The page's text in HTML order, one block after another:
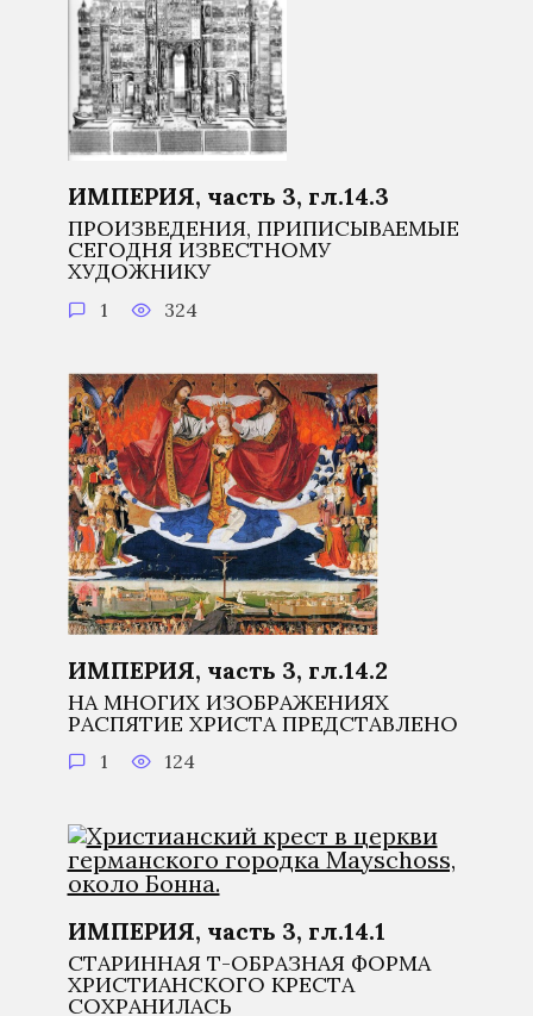
ИМПЕРИЯ, часть 3, гл.14.3
ПРОИЗВЕДЕНИЯ, ПРИПИСЫВАЕМЫЕ
СЕГОДНЯ ИЗВЕСТНОМУ
ХУДОЖНИКУ
1 324
ИМПЕРИЯ, часть 3, гл.14.2
НА МНОГИХ ИЗОБРАЖЕНИЯХ
РАСПЯТИЕ ХРИСТА ПРЕДСТАВЛЕНО
1 124
ИМПЕРИЯ, часть 3, гл.14.1
СТАРИННАЯ Т-ОБРАЗНАЯ ФОРМА
ХРИСТИАНСКОГО КРЕСТА
СОХРАНИЛАСЬ